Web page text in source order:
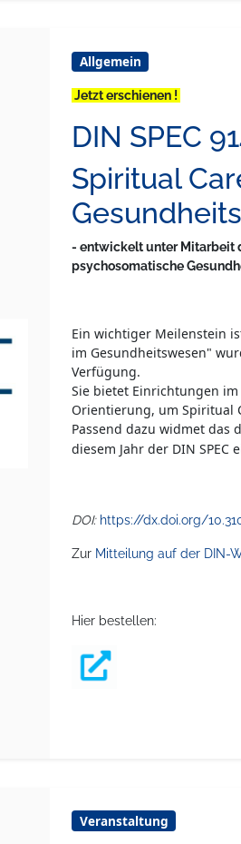
Allgemein
Jetzt erschienen !
DIN SPEC
Spiritual
- entwickelt unter Mitarbeit
psychosomatische
Ein wichtiger Meilenstein
im Gesundheitswesen"
Verfügung.
Sie bietet Einrichtungen
Orientierung, um Spiritual
Passend dazu widmet das
diesem Jahr der DIN SPEC
DOI: https://dx.doi.org/
Zur Mitteilung auf der DIN-
Hier bestellen:
Veranstaltung